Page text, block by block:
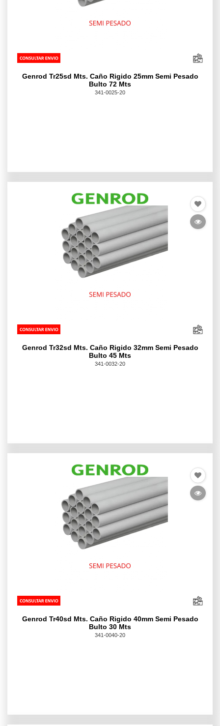
Genrod Tr25sd Mts. Caño Rigido 25mm Semi Pesado
Bulto 72 Mts
341-0025-20
Genrod Tr32sd Mts. Caño Rigido 32mm Semi Pesado
Bulto 45 Mts
341-0032-20
Genrod Tr40sd Mts. Caño Rigido 40mm Semi Pesado
Bulto 30 Mts
341-0040-20